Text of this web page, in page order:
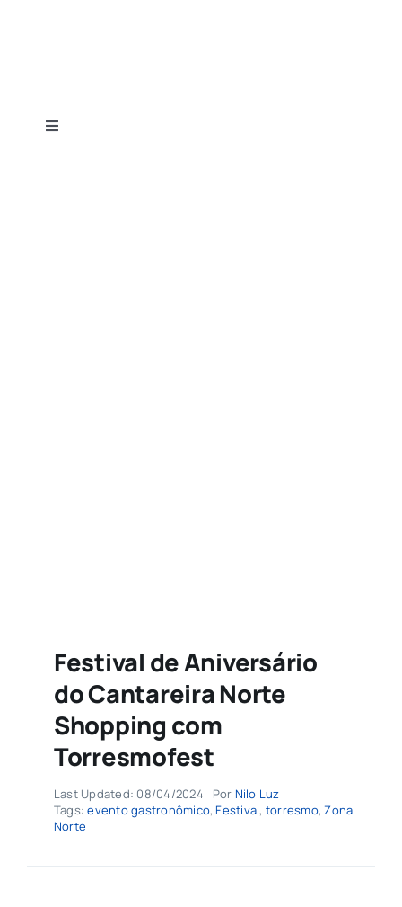
Toggle
Festival de Aniversário
do Cantareira Norte
Shopping com
Torresmofest
Last Updated: 08/04/2024 Por Nilo Luz
Tags:evento gastronômico,Festival, torresmo,Zona
Norte